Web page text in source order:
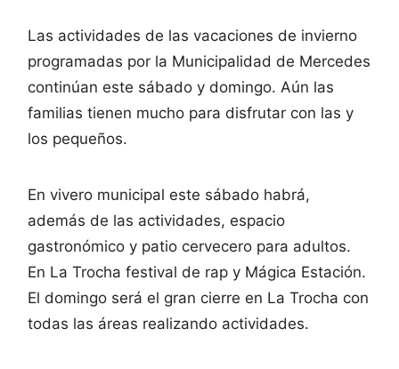
Las actividades de las vacaciones de invierno
programadas por la Municipalidad de Mercedes
continúan este sábado y domingo. Aún las
familias tienen mucho para disfrutar con las y
los pequeños.
En vivero municipal este sábado habrá,
además de las actividades, espacio
gastronómico y patio cervecero para adultos.
En La Trocha festival de rap y Mágica Estación.
El domingo será el gran cierre en La Trocha con
todas las áreas realizando actividades.